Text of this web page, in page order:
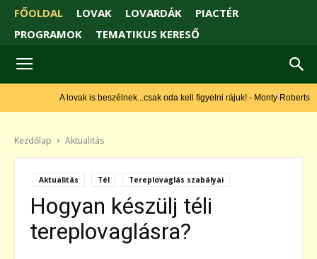
FŐOLDAL LOVAK LOVARDÁK
PIACTÉR
PROGRAMOK
TEMATIKUS KERESŐ
A lovak is beszélnek...csak oda kell figyelni rájuk! - Monty Roberts
Kezdőlap Aktualitás
Aktualitás Tél Tereplovaglás szabályai
Hogyan készülj téli
tereplovaglásra?